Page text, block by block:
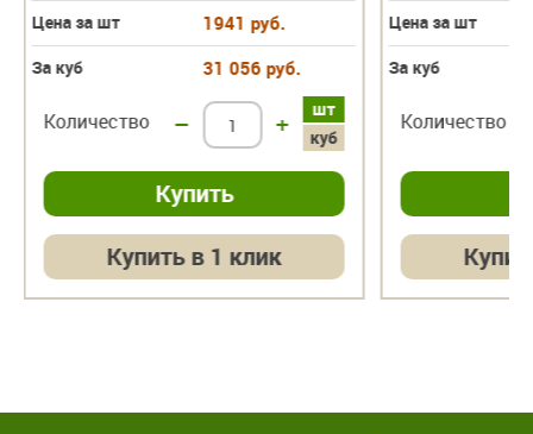
Цена за шт
1941 руб.
За куб 31 056 руб.
шт
куб
Количество – +
Купить в 1 клик
Цена за шт
За куб
Количество